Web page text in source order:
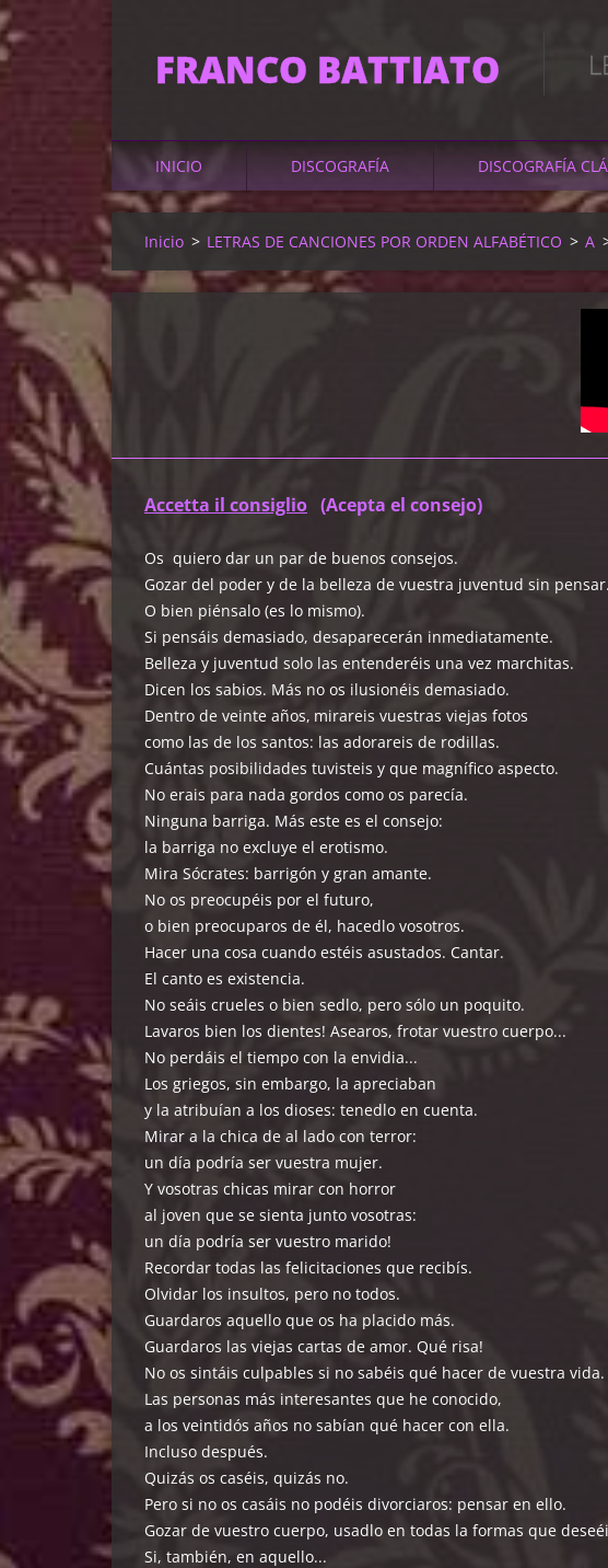
FRANCO BATTIATO
INICIO DISCOGRAFÍA DISCOGRAFÍA
Inicio > LETRAS DE CANCIONES POR ORDEN ALFABÉTICO > A
Accetta il consiglio (Acepta el consejo)
Os quiero dar un par de buenos consejos.
Gozar del poder y de la belleza de vuestra juventud sin pensar.
O bien piénsalo (es lo mismo).
Si pensáis demasiado, desaparecerán inmediatamente.
Belleza y juventud solo las entenderéis una vez marchitas.
Dicen los sabios. Más no os ilusionéis demasiado.
Dentro de veinte años, mirareis vuestras viejas fotos
como las de los santos: las adorareis de rodillas.
Cuántas posibilidades tuvisteis y que magnífico aspecto.
No erais para nada gordos como os parecía.
Ninguna barriga. Más este es el consejo:
la barriga no excluye el erotismo.
Mira Sócrates: barrigón y gran amante.
No os preocupéis por el futuro,
o bien preocuparos de él, hacedlo vosotros.
Hacer una cosa cuando estéis asustados. Cantar.
El canto es existencia.
No seáis crueles o bien sedlo, pero sólo un poquito.
Lavaros bien los dientes! Asearos, frotar vuestro cuerpo...
No perdáis el tiempo con la envidia...
Los griegos, sin embargo, la apreciaban
y la atribuían a los dioses: tenedlo en cuenta.
Mirar a la chica de al lado con terror:
un día podría ser vuestra mujer.
Y vosotras chicas mirar con horror
al joven que se sienta junto vosotras:
un día podría ser vuestro marido!
Recordar todas las felicitaciones que recibís.
Olvidar los insultos, pero no todos.
Guardaros aquello que os ha placido más.
Guardaros las viejas cartas de amor. Qué risa!
No os sintáis culpables si no sabéis qué hacer de vuestra vida.
Las personas más interesantes que he conocido,
a los veintidós años no sabían qué hacer con ella.
Incluso después.
Quizás os caséis, quizás no.
Pero si no os casáis no podéis divorciaros: pensar en ello.
Gozar de vuestro cuerpo, usadlo en todas la formas que
Si, también, en aquello...